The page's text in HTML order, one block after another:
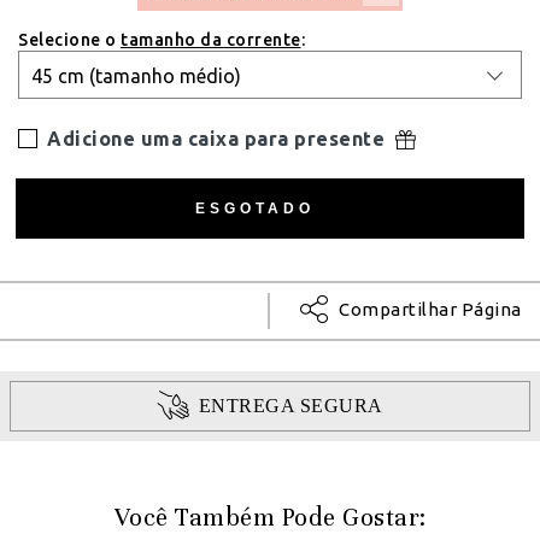
Selecione o tamanho da corrente:
Adicione uma caixa para presente
Compartilhar Página
ENTREGA SEGURA
Você Também Pode Gostar: